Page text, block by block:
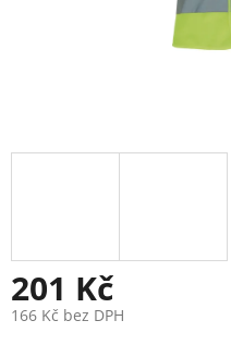
201 Kč
166 Kč bez DPH